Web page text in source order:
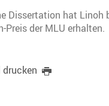
Dissertation hat Linoh
Preis der MLU erhalten.